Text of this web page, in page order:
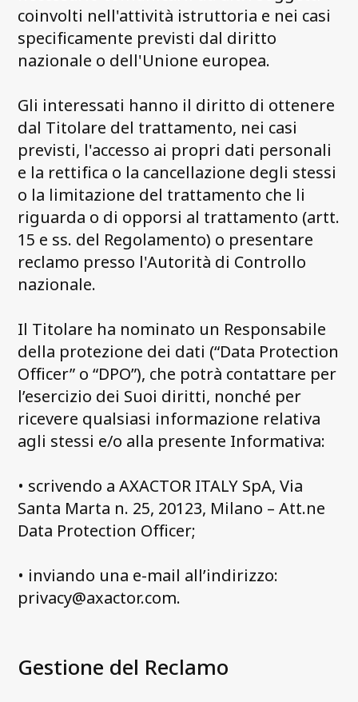
coinvolti nell'attività istruttoria e nei casi
specificamente previsti dal diritto
nazionale o dell'Unione europea.
Gli interessati hanno il diritto di ottenere
dal Titolare del trattamento, nei casi
previsti, l'accesso ai propri dati personali
e la rettifica o la cancellazione degli stessi
o la limitazione del trattamento che li
riguarda o di opporsi al trattamento (artt.
15 e ss. del Regolamento) o presentare
reclamo presso l'Autorità di Controllo
nazionale.
Il Titolare ha nominato un Responsabile
della protezione dei dati (“Data Protection
Officer” o “DPO”), che potrà contattare per
l’esercizio dei Suoi diritti, nonché per
ricevere qualsiasi informazione relativa
agli stessi e/o alla presente Informativa:
• scrivendo a AXACTOR ITALY SpA, Via
Santa Marta n. 25, 20123, Milano – Att.ne
Data Protection Officer;
• inviando una e-mail all’indirizzo:
privacy@axactor.com.
Gestione del Reclamo